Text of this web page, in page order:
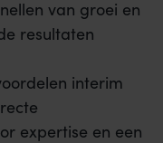
van groei en
resultaten
interim
expertise en een